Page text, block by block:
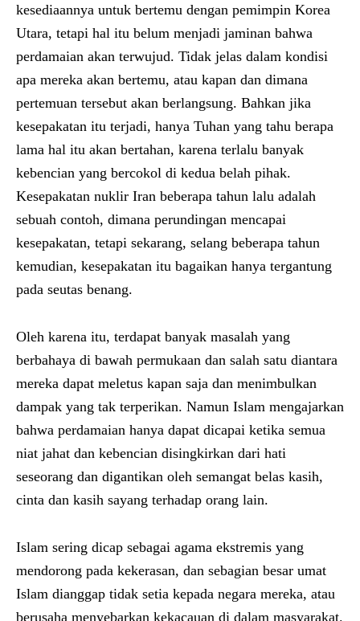
kesediaannya untuk bertemu dengan pemimpin Korea
Utara, tetapi hal itu belum menjadi jaminan bahwa
perdamaian akan terwujud. Tidak jelas dalam kondisi
apa mereka akan bertemu, atau kapan dan dimana
pertemuan tersebut akan berlangsung. Bahkan jika
kesepakatan itu terjadi, hanya Tuhan yang tahu berapa
lama hal itu akan bertahan, karena terlalu banyak
kebencian yang bercokol di kedua belah pihak.
Kesepakatan nuklir Iran beberapa tahun lalu adalah
sebuah contoh, dimana perundingan mencapai
kesepakatan, tetapi sekarang, selang beberapa tahun
kemudian, kesepakatan itu bagaikan hanya tergantung
pada seutas benang.
Oleh karena itu, terdapat banyak masalah yang
berbahaya di bawah permukaan dan salah satu diantara
mereka dapat meletus kapan saja dan menimbulkan
dampak yang tak terperikan. Namun Islam mengajarkan
bahwa perdamaian hanya dapat dicapai ketika semua
niat jahat dan kebencian disingkirkan dari hati
seseorang dan digantikan oleh semangat belas kasih,
cinta dan kasih sayang terhadap orang lain.
Islam sering dicap sebagai agama ekstremis yang
mendorong pada kekerasan, dan sebagian besar umat
Islam dianggap tidak setia kepada negara mereka, atau
berusaha menyebarkan kekacauan di dalam masyarakat.